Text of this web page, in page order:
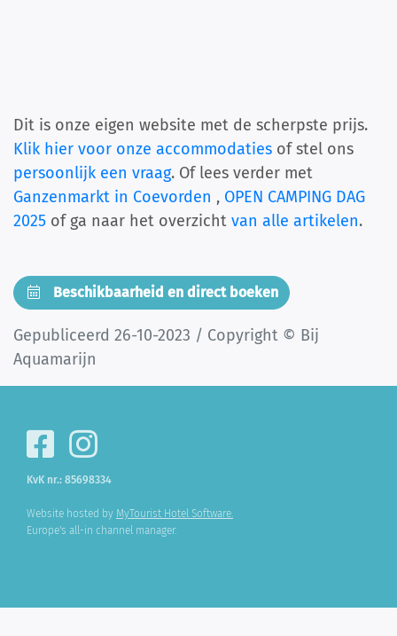
Dit is onze eigen website met de scherpste prijs.
Klik hier voor onze accommodaties of stel ons
persoonlijk een vraag. Of lees verder met
Ganzenmarkt in Coevorden , OPEN CAMPING DAG
2025 of ga naar het overzicht van alle artikelen.
Beschikbaarheid en direct boeken
Gepubliceerd 26-10-2023 / Copyright © Bij
Aquamarijn
KvK nr.: 85698334
Website hosted by MyTourist Hotel Software.
Europe's all-in channel manager.